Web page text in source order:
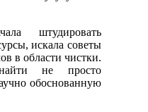
штудировать
искала советы
в области чистки.
не просто
обоснованную